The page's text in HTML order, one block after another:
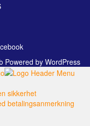
Powered by WordPress
sikkerhet
betalingsanmerkning